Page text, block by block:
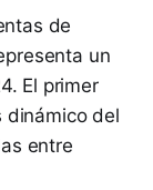
de
un
El primer
dinámico del
entre